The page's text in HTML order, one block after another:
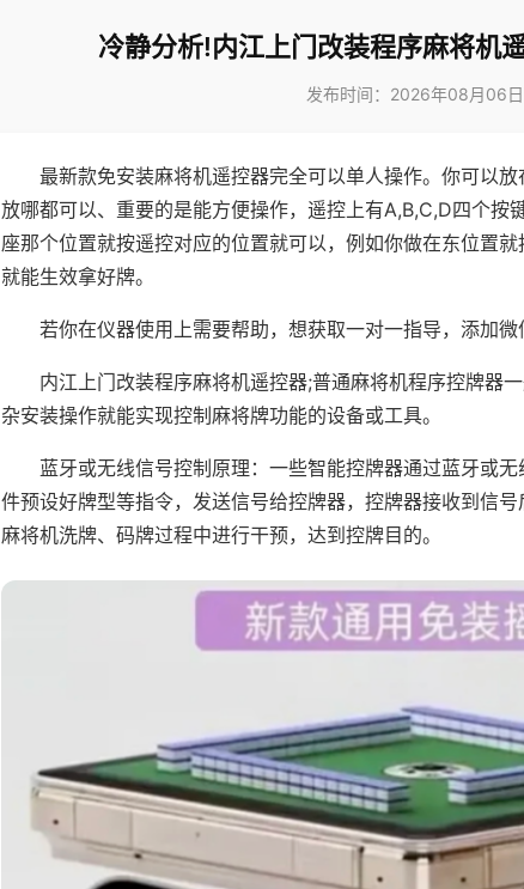
冷静分析!内江上门改装程序麻将机
发布时间：2026年08月06日
最新款免安装麻将机遥控器完全可以单人操作。你可以
放哪都可以、重要的是能方便操作，遥控上有A,B,C,D四个按
座那个位置就按遥控对应的位置就可以，例如你做在东位置
就能生效拿好牌。
若你在仪器使用上需要帮助，想获取一对一指导，添加
内江上门改装程序麻将机遥控器;普通麻将机程序控牌器
杂安装操作就能实现控制麻将牌功能的设备或工具。
蓝牙或无线信号控制原理：一些智能控牌器通过蓝牙或
件预设好牌型等指令，发送信号给控牌器，控牌器接收到信
麻将机洗牌、码牌过程中进行干预，达到控牌目的。